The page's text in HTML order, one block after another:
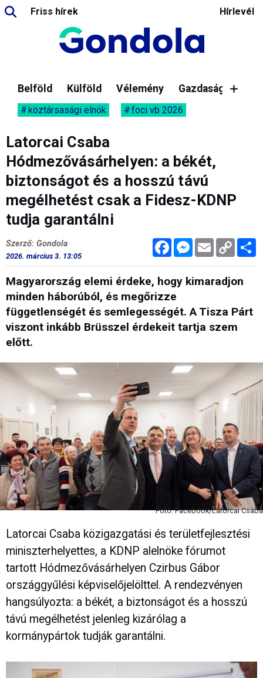
Friss hírek Hírlevél
Belföld Külföld Vélemény Gazdaság
köztársasági elnök foci vb 2026
Latorcai Csaba
Hódmezővásárhelyen: a békét,
biztonságot és a hosszú távú
megélhetést csak a Fidesz-KDNP
tudja garantálni
FacebookMessenger
Email Copy
Link
Szerző: Gondola
2026. március 3. 13:05
Magyarország elemi érdeke, hogy kimaradjon
minden háborúból, és megőrizze
függetlenségét és semlegességét. A Tisza Párt
viszont inkább Brüsszel érdekeit tartja szem
előtt.
Fotó: Facebook/Latorcai Csaba
Latorcai Csaba közigazgatási és területfejlesztési
miniszterhelyettes, a KDNP alelnöke fórumot
tartott Hódmezővásárhelyen Czirbus Gábor
országgyűlési képviselőjelölttel. A rendezvényen
hangsúlyozta: a békét, a biztonságot és a hosszú
távú megélhetést jelenleg kizárólag a
kormánypártok tudják garantálni.